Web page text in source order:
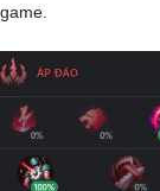
game.